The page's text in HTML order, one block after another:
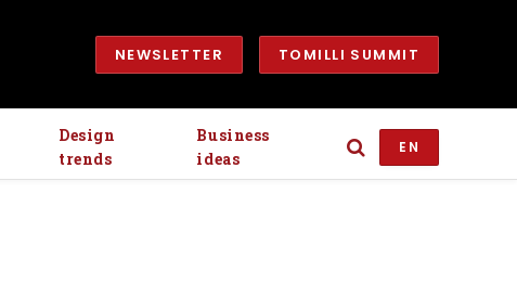
NEWSLETTER TOMILLI SUMMIT
Design
trends
Business
ideas
EN